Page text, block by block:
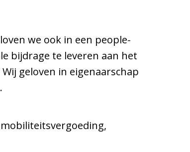
we ook in een people-
bijdrage te leveren aan het
geloven in eigenaarschap